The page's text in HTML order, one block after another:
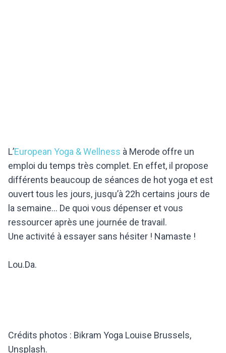
L’European Yoga & Wellness à Merode offre un
emploi du temps très complet. En effet, il propose
différents beaucoup de séances de hot yoga et est
ouvert tous les jours, jusqu’à 22h certains jours de
la semaine... De quoi vous dépenser et vous
ressourcer après une journée de travail.
Une activité à essayer sans hésiter ! Namaste !
Lou.Da.
Crédits photos : Bikram Yoga Louise Brussels,
Unsplash.